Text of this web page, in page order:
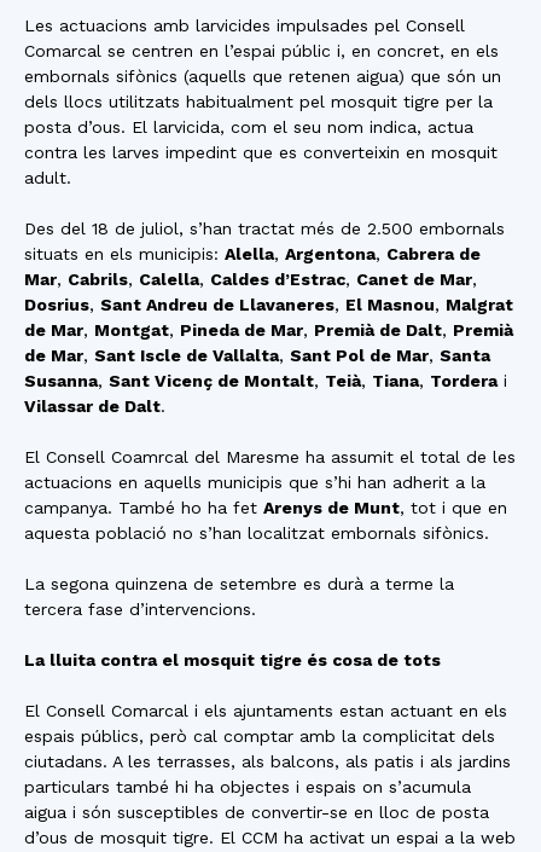
Les actuacions amb larvicides impulsades pel Consell
Comarcal se centren en l’espai públic i, en concret, en els
embornals sifònics (aquells que retenen aigua) que són un
dels llocs utilitzats habitualment pel mosquit tigre per la
posta d’ous. El larvicida, com el seu nom indica, actua
contra les larves impedint que es converteixin en mosquit
adult.
Des del 18 de juliol, s’han tractat més de 2.500 embornals
situats en els municipis: Alella, Argentona, Cabrera de
Mar, Cabrils, Calella, Caldes d’Estrac, Canet de Mar,
Dosrius, Sant Andreu de Llavaneres, El Masnou, Malgrat
de Mar, Montgat, Pineda de Mar, Premià de Dalt, Premià
de Mar, Sant Iscle de Vallalta, Sant Pol de Mar, Santa
Susanna, Sant Vicenç de Montalt, Teià, Tiana, Torderai
Vilassar de Dalt.
El Consell Coamrcal del Maresme ha assumit el total de les
actuacions en aquells municipis que s’hi han adherit a la
campanya. També ho ha fet Arenys de Munt, tot i que en
aquesta població no s’han localitzat embornals sifònics.
La segona quinzena de setembre es durà a terme la
tercera fase d’intervencions.
La lluita contra el mosquit tigre és cosa de tots
El Consell Comarcal i els ajuntaments estan actuant en els
espais públics, però cal comptar amb la complicitat dels
ciutadans. A les terrasses, als balcons, als patis i als jardins
particulars també hi ha objectes i espais on s’acumula
aigua i són susceptibles de convertir-se en lloc de posta
d’ous de mosquit tigre. El CCM ha activat un espai a la web